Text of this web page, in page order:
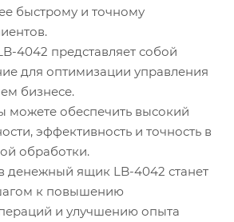
быстрому и точному
4042 представляет собой
для оптимизации управления
бизнесе.
обеспечить высокий
эффективность и точность в
обработки.
денежный ящик LB-4042 станет
к повышению
и улучшению опыта